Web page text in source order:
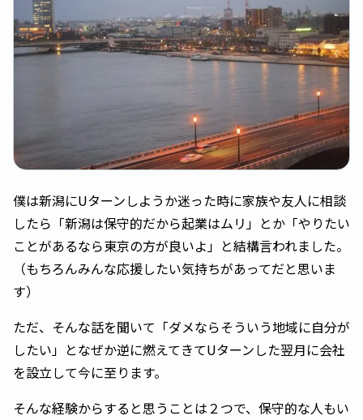
僕は新潟にUターンしようか迷った時に家族や友人に相談
したら「新潟は保守的だから起業はムリ」とか「やりたい
ことがあるなら東京の方が良いよ」と結構言われました。
（もちろんみんな応援したい気持ちがあってだと思いま
す）
ただ、そんな話を聞いて「ダメならそういう地域に自分が
したい」となぜか逆に燃えてきてUターンした翌月に会社
を設立して今に至ります。
そんな経験からすると思うことは２つで、保守的な人もい